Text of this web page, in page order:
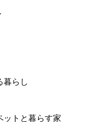
暮らし
ットと暮らす家